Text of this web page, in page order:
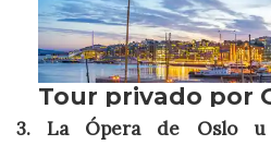
3. La Ópera de Oslo u